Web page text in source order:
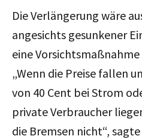
Die Verlängerung wäre
angesichts gesunkener
eine
„Wenn die Preise fallen
von 40 Cent bei Strom
private Verbraucher
die Bremsen nicht“, sagte